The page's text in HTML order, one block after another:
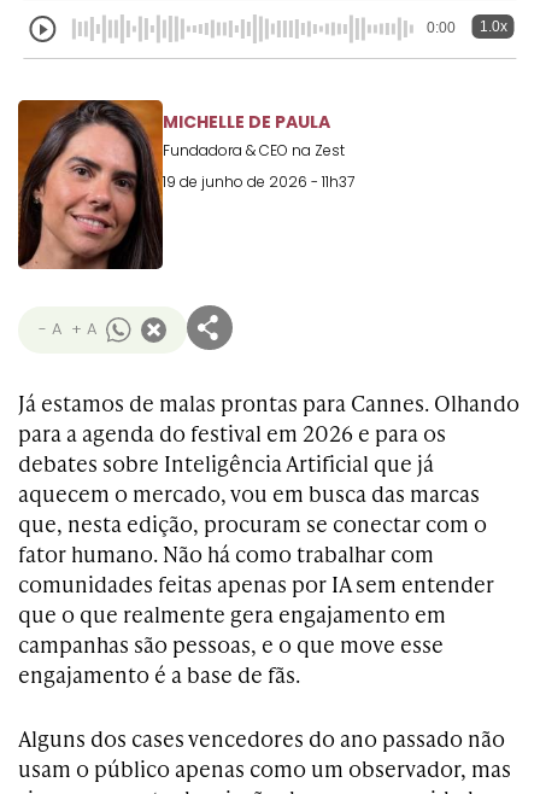
Transformation
Creative
Creative Data
Creative
Effectiveness
Creative
Strategy
Entertainment
for Sport
Film
Media
Pharma
Creative Brand
Business
Transformation
Creative
Commerce
Creative Data
Entertainment
Entertainment
for Music
Innovation
Media
Goals
Titanium
0:00 1.0x
MICHELLE DE PAULA
Fundadora & CEO na Zest
19 de junho de 2026 - 11h37
- A + A
Já estamos de malas prontas para Cannes. Olhando
para a agenda do festival em 2026 e para os
debates sobre Inteligência Artificial que já
aquecem o mercado, vou em busca das marcas
que, nesta edição, procuram se conectar com o
fator humano. Não há como trabalhar com
comunidades feitas apenas por IA sem entender
que o que realmente gera engajamento em
campanhas são pessoas, e o que move esse
engajamento é a base de fãs.
Alguns dos cases vencedores do ano passado não
usam o público apenas como um observador, mas